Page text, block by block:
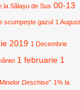
la Sălașu de Sus 00-13
scumpește gazul 1 August
2019 1 Decembrie
1 februarie 1
Deschise” 1% la